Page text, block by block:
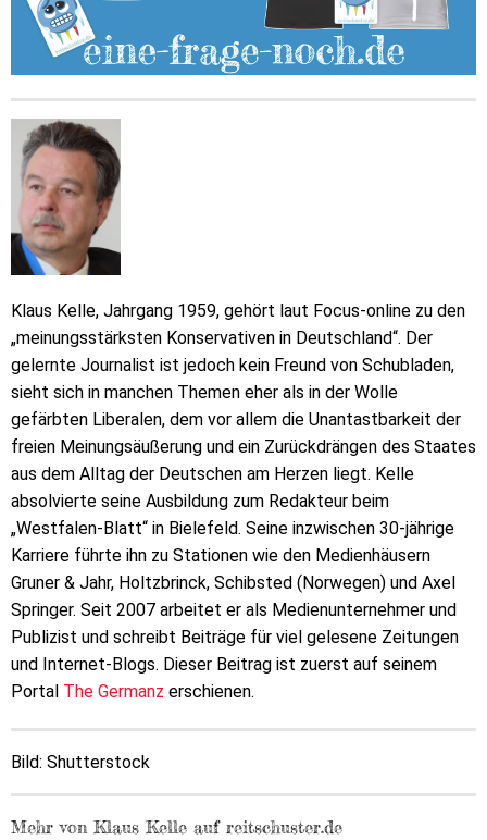
Klaus Kelle, Jahrgang 1959, gehört laut Focus-online zu den
„meinungsstärksten Konservativen in Deutschland“. Der
gelernte Journalist ist jedoch kein Freund von Schubladen,
sieht sich in manchen Themen eher als in der Wolle
gefärbten Liberalen, dem vor allem die Unantastbarkeit der
freien Meinungsäußerung und ein Zurückdrängen des Staates
aus dem Alltag der Deutschen am Herzen liegt. Kelle
absolvierte seine Ausbildung zum Redakteur beim
„Westfalen-Blatt“ in Bielefeld. Seine inzwischen 30-jährige
Karriere führte ihn zu Stationen wie den Medienhäusern
Gruner & Jahr, Holtzbrinck, Schibsted (Norwegen) und Axel
Springer. Seit 2007 arbeitet er als Medienunternehmer und
Publizist und schreibt Beiträge für viel gelesene Zeitungen
und Internet-Blogs. Dieser Beitrag ist zuerst auf seinem
Portal The Germanz erschienen.
Bild: Shutterstock
Mehr von Klaus Kelle auf reitschuster.de